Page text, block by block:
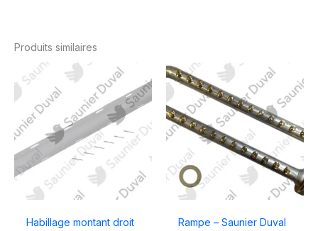
Produits similaires
Habillage montant droit
Rampe – Saunier Duval